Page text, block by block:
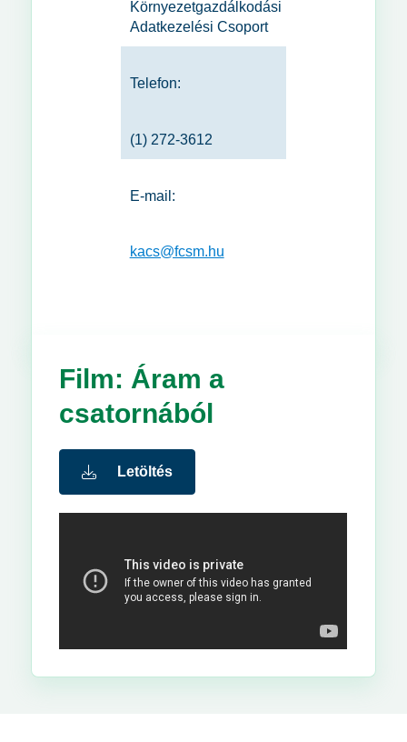
Környezetgazdálkodási
Adatkezelési Csoport
Telefon:
(1) 272-3612
E-mail:
kacs@fcsm.hu
Film: Áram a
csatornából
Letöltés